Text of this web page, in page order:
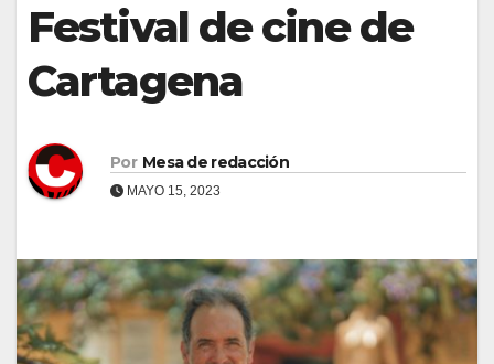
Festival de cine de
Cartagena
Por Mesa de redacción
MAYO 15, 2023